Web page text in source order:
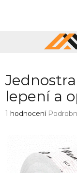
lepení a
Průměrné
1 hodnocení